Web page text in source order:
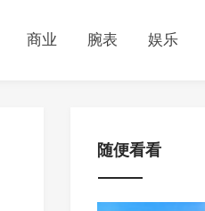
商业 腕表 娱乐
随便看看